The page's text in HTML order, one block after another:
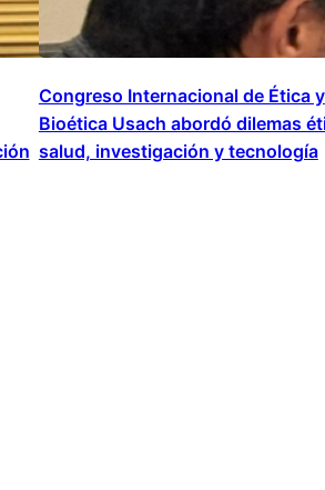
Congreso Internacional de Ética y
Bioética Usach abordó dilemas
salud, investigación y tecnología